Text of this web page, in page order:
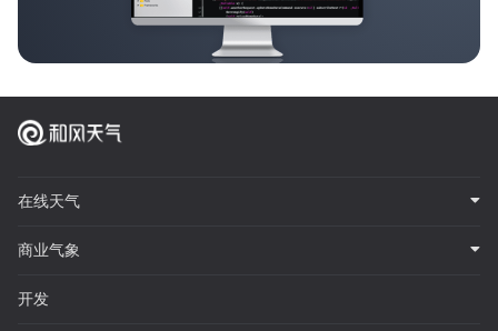
在线天气
商业气象
开发